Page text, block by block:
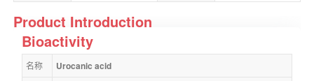
Product Introduction
Bioactivity
名称 Urocanic acid